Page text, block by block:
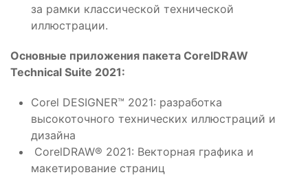
за рамки классической технической
иллюстрации.
Основные приложения пакета CorelDRAW
Technical Suite 2021:
Corel DESIGNER™ 2021: разработка
высокоточного технических иллюстраций и
дизайна
CorelDRAW® 2021: Векторная графика и
макетирование страниц